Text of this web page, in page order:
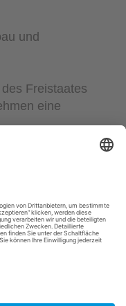
Freistaates
eine
zum Aufbau
Entwicklung und
in einem
Förderung
Sozialfonds
Thüringen.